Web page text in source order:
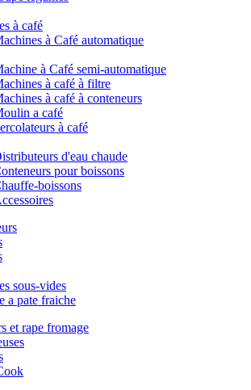
à café
à Café automatique
à Café semi-automatique
à café à filtre
à café à conteneurs
a café
à café
d'eau chaude
pour boissons
boissons
sous-vides
a pate fraiche
et rape fromage